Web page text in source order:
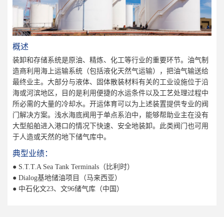
概述
装卸和存储系统是原油、精炼、化工等行业的重要环节。油气制
造商利用海上运输系统（包括液化天然气运输），把油气输送给
最终业主。大部分与液体、固体散装材料有关的工业设施位于沿
海或河滨地区，目的是利用便捷的水运条件以及工艺处理过程中
所必需的大量的冷却水。开运体育可以为上述装置提供专业的阀
门解决方案。浅水海底阀用于单点系泊中，能够帮助业主在没有
大型船舶进入港口的情况下快速、安全地装卸。此类阀门也可用
于人造或天然的地下储气库中。
典型业绩：
● S.T.T.A Sea Tank Terminals（比利时）
● Dialog基地储油项目（马来西亚）
● 中石化文23、文96储气库（中国）